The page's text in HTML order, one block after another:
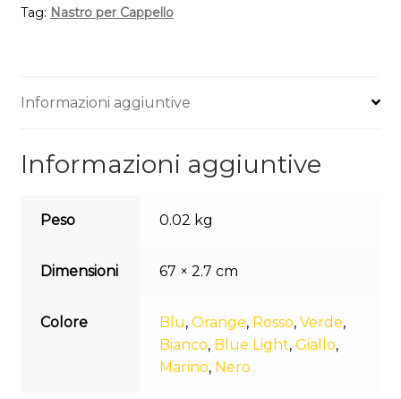
Tag: Nastro per Cappello
Informazioni aggiuntive
Informazioni aggiuntive
Peso 0.02 kg
Dimensioni 67 × 2.7 cm
Colore Blu,Orange, Rosso,Verde,
Bianco, Blue Light,Giallo,
Marino, Nero